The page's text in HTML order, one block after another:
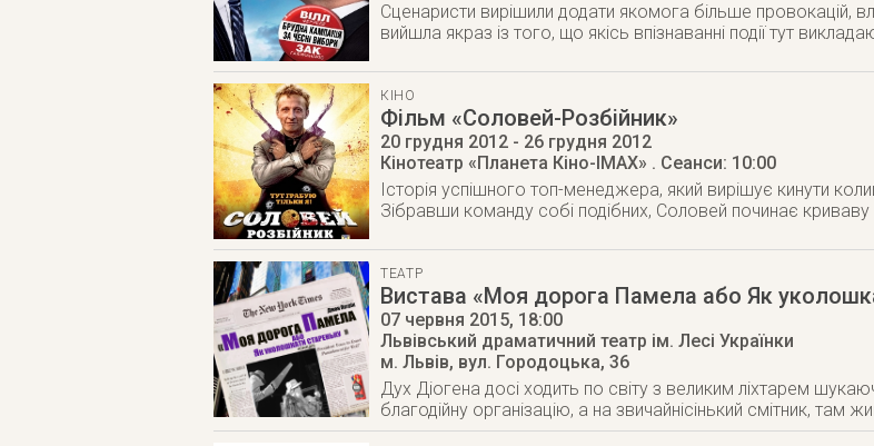
Сценаристи вирішили додати якомога більше провокацій,
вийшла якраз із того, що якісь впізнаванні події тут
КІНО
Фільм «Соловей-Розбійник»
20 грудня 2012 - 26 грудня 2012
Кінотеатр «Планета Кіно-IMAX» . Сеанси: 10:00
Історія успішного топ-менеджера, який вирішує кинути
Зібравши команду собі подібних, Соловей починає криваву
ТЕАТР
Вистава «Моя дорога Памела або Як
07 червня 2015, 18:00
Львівський драматичний театр ім. Лесі Українки
м. Львів, вул. Городоцька, 36
Дух Діогена досі ходить по світу з великим ліхтарем
благодійну організацію, а на звичайнісінький смітник, там